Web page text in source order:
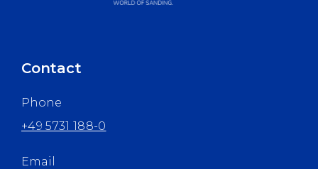
Contact
Phone
+49 5731 188-0
Email